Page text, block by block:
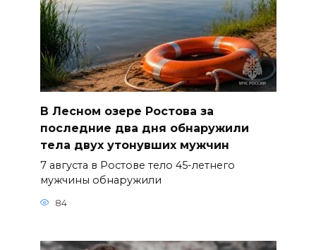
В Лесном озере Ростова за
последние два дня обнаружили
тела двух утонувших мужчин
7 августа в Ростове тело 45-летнего
мужчины обнаружили
84